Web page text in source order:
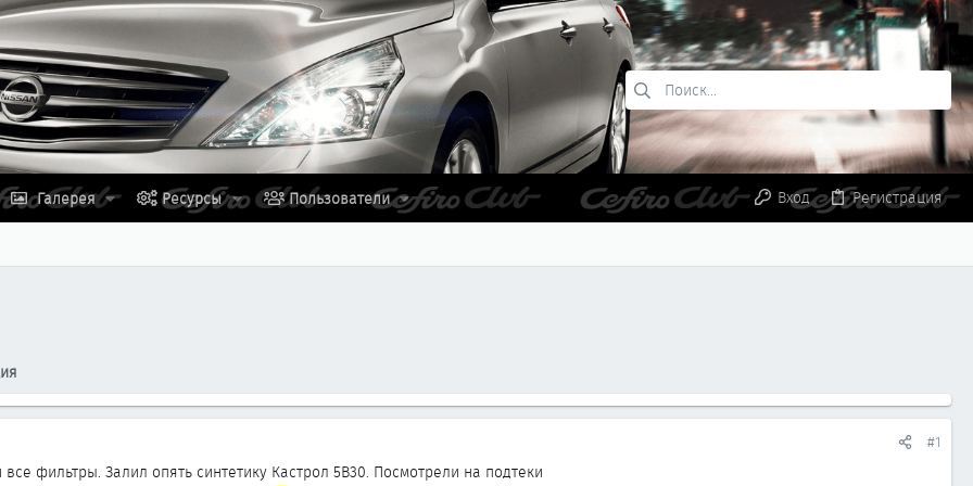
Галерея Ресурсы Пользователи Вход Регистрация
#1
фильтры. Залил опять синтетику Кастрол 5В30. Посмотрели на подтеки